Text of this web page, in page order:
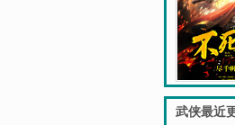
武侠最近